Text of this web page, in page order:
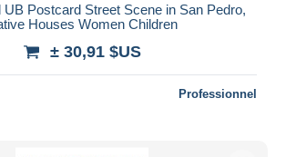
UB Postcard Street Scene in San Pedro,
Houses Women Children
± 30,91 $US
Professionnel